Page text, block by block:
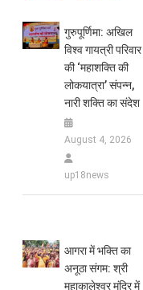
गुरुपूर्णिमा: अखिल
विश्व गायत्री परिवार
की ‘महाशक्ति की
लोकयात्रा’ संपन्न,
नारी शक्ति का संदेश
August 4, 2026
up18news
आगरा में भक्ति का
अनूठा संगम: श्री
महाकालेश्वर मंदिर में